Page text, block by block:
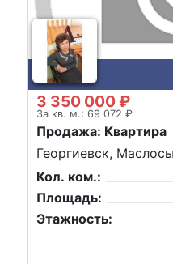
3 350 000 ₽
За кв. м.: 69 072 ₽
Продажа: Квартира
Георгиевск,
Кол. ком.:
Площадь:
Этажность: